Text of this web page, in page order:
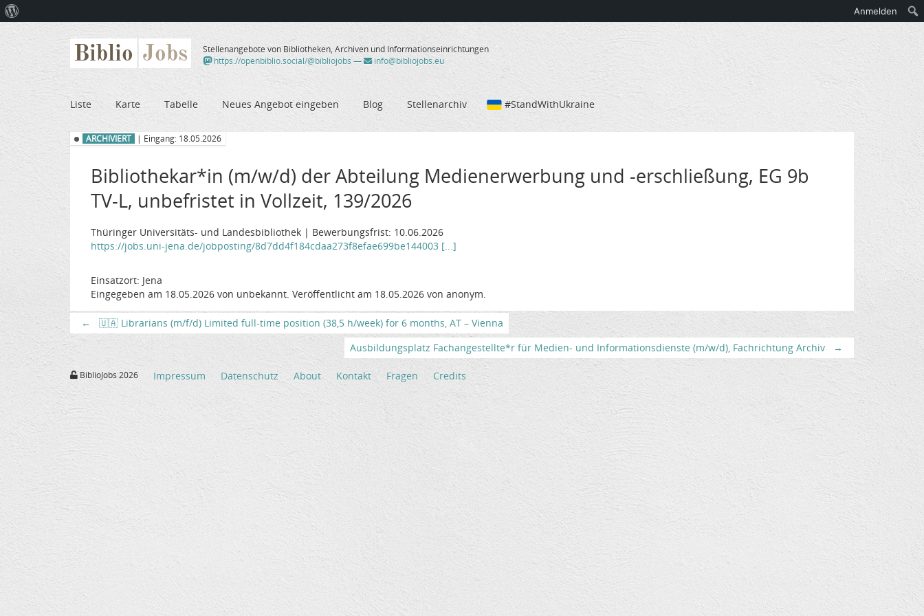
Biblio Jobs
Stellenangebote von Bibliotheken, Archiven und Informationseinrichtungen
https://openbiblio.social/@bibliojobs — info@bibliojobs.eu
Liste Karte Tabelle Neues Angebot eingeben Blog Stellenarchiv #StandWithUkraine
ARCHIVIERT | Eingang: 18.05.2026
Bibliothekar*in (m/w/d) der Abteilung Medienerwerbung und -erschließung, EG 9b
TV-L, unbefristet in Vollzeit, 139/2026
Thüringer Universitäts- und Landesbibliothek | Bewerbungsfrist: 10.06.2026
https://jobs.uni-jena.de/jobposting/8d7dd4f184cdaa273f8efae699be144003 [...]
Einsatzort: Jena
Eingegeben am 18.05.2026 von unbekannt. Veröffentlicht am 18.05.2026 von anonym.
←
🇺🇦 Librarians (m/f/d) Limited full-time position (38,5 h/week) for 6 months, AT – Vienna
Ausbildungsplatz Fachangestellte*r für Medien- und Informationsdienste (m/w/d), Fachrichtung Archiv
→
BiblioJobs 2026 Impressum Datenschutz About Kontakt Fragen Credits
WordPress
Anmelden